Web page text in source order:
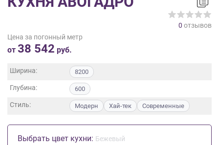
0 отзывов
Цена за погонный метр
от 38 542 руб.
Ширина: 8200
Глубина: 600
Стиль: Модерн Хай-тек Современные
Выбрать цвет кухни: Бежевый
данных ,
Согласие
обработку
данных